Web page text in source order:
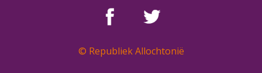
© Republiek Allochtonië